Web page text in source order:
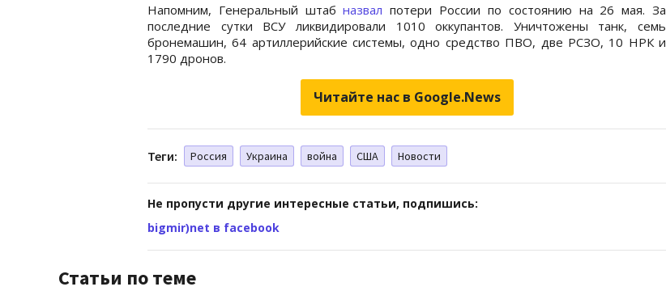
Напомним, Генеральный штабназвал потери России по состоянию на 26 мая. За
последние сутки ВСУ ликвидировали 1010 оккупантов. Уничтожены танк, семь
бронемашин, 64 артиллерийские системы, одно средство ПВО, две РСЗО, 10 НРК и
1790 дронов.
Читайте нас в Google.News
Теги: Россия Украина война США Новости
Не пропусти другие интересные статьи, подпишись:
bigmir)net в facebook
Статьи по теме